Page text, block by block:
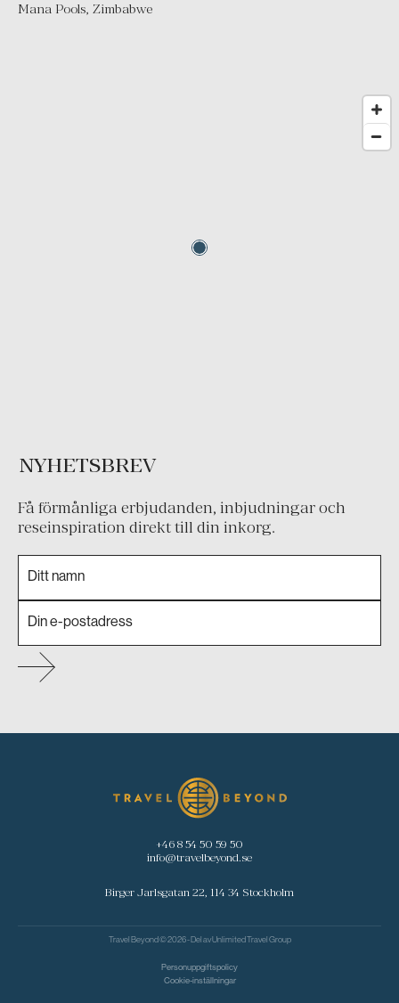
Mana Pools, Zimbabwe
NYHETSBREV
Få förmånliga erbjudanden, inbjudningar och
reseinspiration direkt till din inkorg.
+46 8 54 50 59 50
info@travelbeyond.se
Birger Jarlsgatan 22, 114 34 Stockholm
Travel Beyond © 2026 - Del avUnlimited Travel Group
Personuppgiftspolicy
Cookie-inställningar